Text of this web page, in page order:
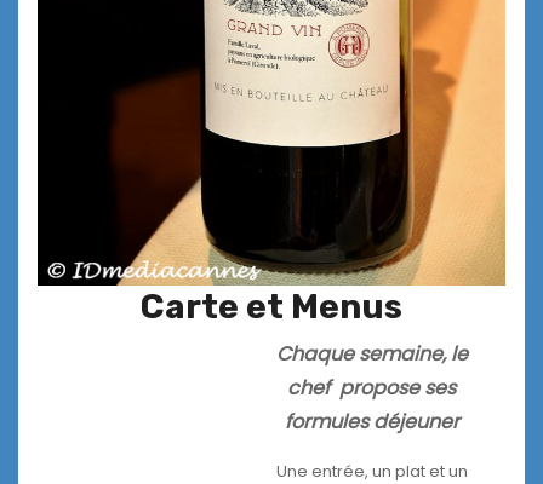
Carte et Menus
Chaque semaine, le
chef propose ses
formules déjeuner
Une entrée, un plat et un